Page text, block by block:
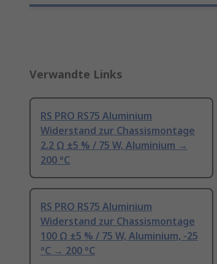
Verwandte Links
RS PRO RS75 Aluminium
Widerstand zur Chassismontage
2.2 Ω ±5 % / 75 W, Aluminium →
200 °C
RS PRO RS75 Aluminium
Widerstand zur Chassismontage
100 Ω ±5 % / 75 W, Aluminium, -25
°C → 200 °C